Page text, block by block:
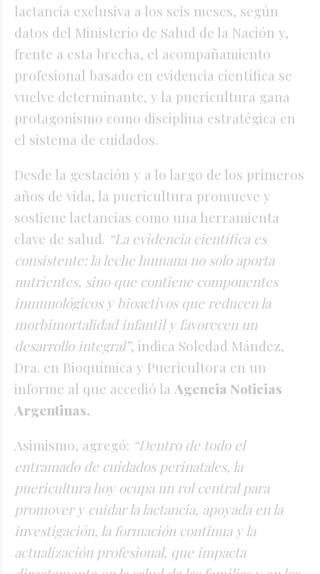
lactancia exclusiva a los seis meses, según
datos del Ministerio de Salud de la Nación y,
frente a esta brecha, el acompañamiento
profesional basado en evidencia científica se
vuelve determinante, y la puericultura gana
protagonismo como disciplina estratégica en
el sistema de cuidados.
Desde la gestación y a lo largo de los primeros
años de vida, la puericultura promueve y
sostiene lactancias como una herramienta
clave de salud. “La evidencia científica es
consistente: la leche humana no solo aporta
nutrientes, sino que contiene componentes
inmunológicos y bioactivos que reducen la
morbimortalidad infantil y favorecen un
desarrollo integral”, indica Soledad Mández,
Dra. en Bioquímica y Puericultora en un
informe al que accedió la Agencia Noticias
Argentinas.
Asimismo, agregó: “Dentro de todo el
entramado de cuidados perinatales, la
puericultura hoy ocupa un rol central para
promover y cuidar la lactancia, apoyada en la
investigación, la formación continua y la
actualización profesional, que impacta